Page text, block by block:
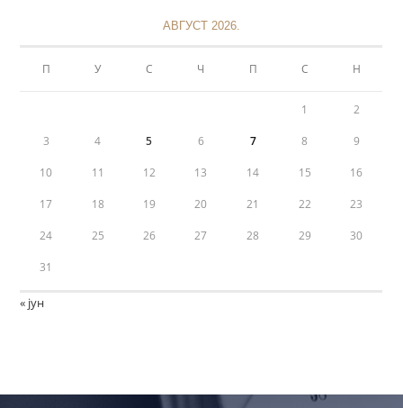
АВГУСТ 2026.
П У С Ч П С Н
1 2
3 4 5 6 7 8 9
10 11 12 13 14 15 16
17 18 19 20 21 22 23
24 25 26 27 28 29 30
31
« јун